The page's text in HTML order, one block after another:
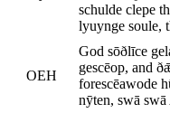
schulde clepe
lyuynge soule,
OEH
God sōðlīce
gescēop, and
forescēawode
nȳten, swā